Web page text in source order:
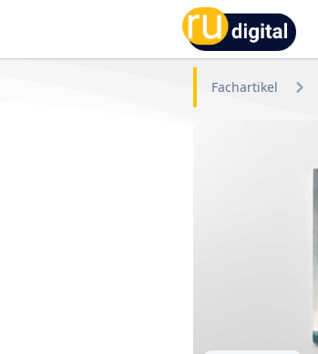
RU-digital
Fachartikel